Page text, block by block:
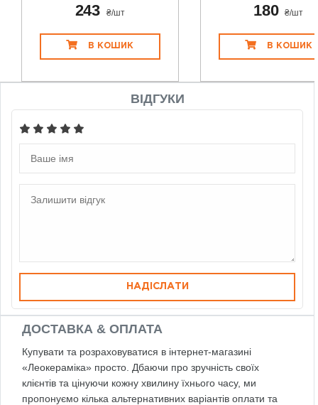
243 ₴/шт
В КОШИК
180 ₴/шт
В КОШИК
ВІДГУКИ
НАДІСЛАТИ
ДОСТАВКА & ОПЛАТА
Купувати та розраховуватися в інтернет-магазині
«Леокераміка» просто. Дбаючи про зручність своїх
клієнтів та цінуючи кожну хвилину їхнього часу, ми
пропонуємо кілька альтернативних варіантів оплати та